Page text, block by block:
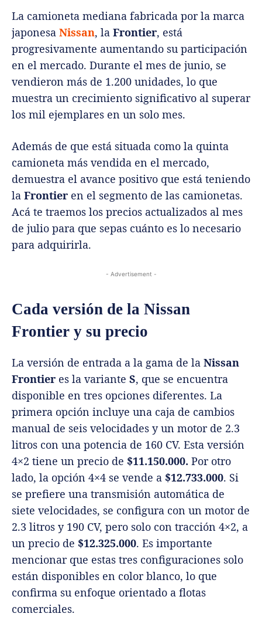
La camioneta mediana fabricada por la marca
japonesa Nissan, la Frontier, está
progresivamente aumentando su participación
en el mercado. Durante el mes de junio, se
vendieron más de 1.200 unidades, lo que
muestra un crecimiento significativo al superar
los mil ejemplares en un solo mes.
Además de que está situada como la quinta
camioneta más vendida en el mercado,
demuestra el avance positivo que está teniendo
la Frontier en el segmento de las camionetas.
Acá te traemos los precios actualizados al mes
de julio para que sepas cuánto es lo necesario
para adquirirla.
- Advertisement -
Cada versión de la Nissan
Frontier y su precio
La versión de entrada a la gama de la Nissan
Frontier es la variante S, que se encuentra
disponible en tres opciones diferentes. La
primera opción incluye una caja de cambios
manual de seis velocidades y un motor de 2.3
litros con una potencia de 160 CV. Esta versión
4×2 tiene un precio de $11.150.000. Por otro
lado, la opción 4×4 se vende a $12.733.000. Si
se prefiere una transmisión automática de
siete velocidades, se configura con un motor de
2.3 litros y 190 CV, pero solo con tracción 4×2, a
un precio de $12.325.000. Es importante
mencionar que estas tres configuraciones solo
están disponibles en color blanco, lo que
confirma su enfoque orientado a flotas
comerciales.